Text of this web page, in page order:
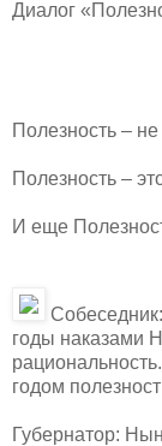
Диалог
Полезность –
Полезность –
И еще
годы наказами
годом
Губернатор: